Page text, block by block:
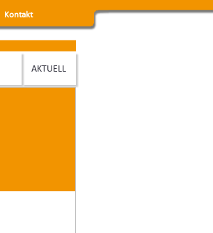
Kontakt
AKTUELL